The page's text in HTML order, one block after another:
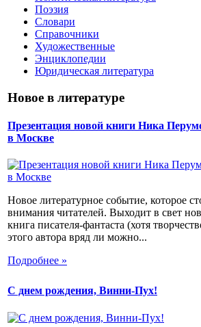
Поэзия
Словари
Справочники
Художественные
Энциклопедии
Юридическая литература
Новое в литературе
Презентация новой книги Ника
в Москве
Новое литературное событие, которое
внимания читателей. Выходит в свет
книга писателя-фантаста (хотя
этого автора вряд ли можно...
Подробнее »
С днем рождения, Винни-Пух!